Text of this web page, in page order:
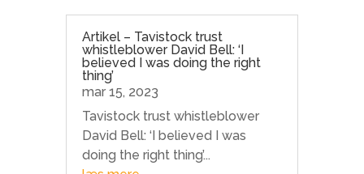
Artikel – Tavistock trust
whistleblower David Bell: ‘I
believed I was doing the right
thing’
mar 15, 2023
Tavistock trust whistleblower
David Bell: ‘I believed I was
doing the right thing’...